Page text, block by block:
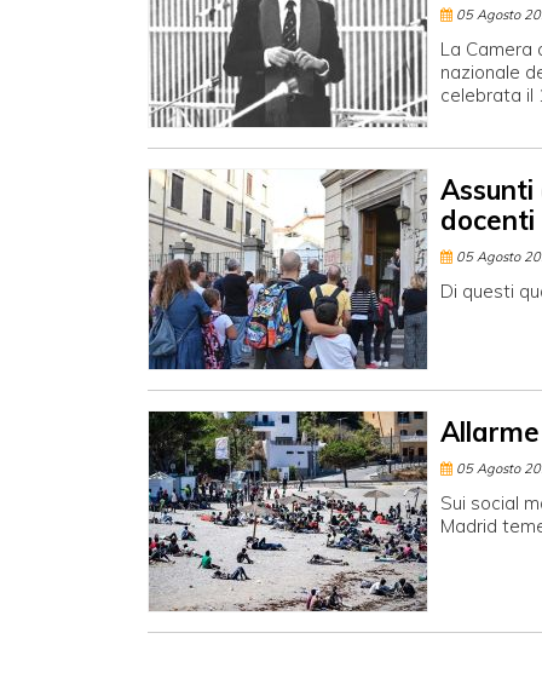
05 Agosto
La Camera
nazionale
celebrata il
docenti
05 Agosto
Di questi
05 Agosto
Sui social
Madrid